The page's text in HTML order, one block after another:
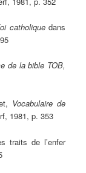
catholique dans
de la bible TOB,
Vocabulaire de
1981, p. 353
traits de l’enfer